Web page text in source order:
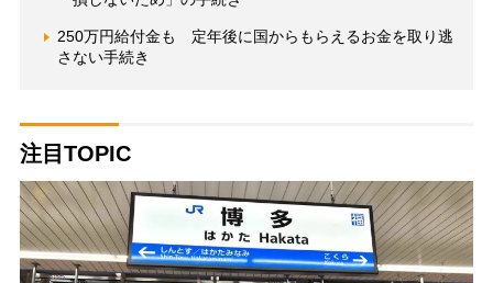
250万円給付金も 定年後に国からもらえるお金を取り逃
さない手続き
注目TOPIC